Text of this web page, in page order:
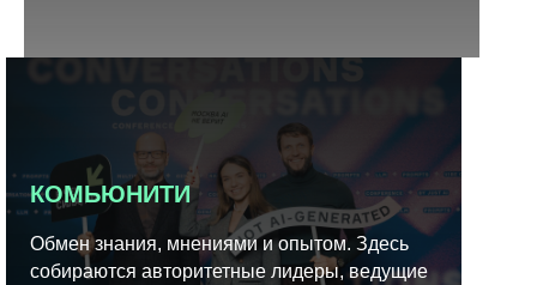
КОМЬЮНИТИ
Обмен знания, мнениями и опытом. Здесь
собираются авторитетные лидеры, ведущие